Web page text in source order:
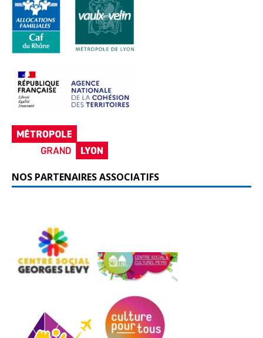
NOS PARTENAIRES ASSOCIATIFS